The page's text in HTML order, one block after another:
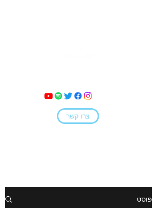
צרו קשר
פוסט